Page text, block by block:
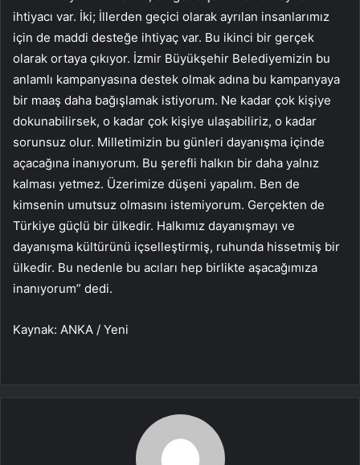
ihtiyacı var. İki; İllerden geçici olarak ayrılan insanlarımız
için de maddi desteğe ihtiyaç var. Bu ikinci bir gerçek
olarak ortaya çıkıyor. İzmir Büyükşehir Belediyemizin bu
anlamlı kampanyasına destek olmak adına bu kampanyaya
bir maaş daha bağışlamak istiyorum. Ne kadar çok kişiye
dokunabilirsek, o kadar çok kişiye ulaşabiliriz, o kadar
sorunsuz olur. Milletimizin bu günleri dayanışma içinde
açacağına inanıyorum. Bu şerefli halkın bir daha yalnız
kalması yetmez. Üzerimize düşeni yapalım. Ben de
kimsenin umutsuz olmasını istemiyorum. Gerçekten de
Türkiye güçlü bir ülkedir. Halkımız dayanışmayı ve
dayanışma kültürünü içselleştirmiş, ruhunda hissetmiş bir
ülkedir. Bu nedenle bu acıları hep birlikte aşacağımıza
inanıyorum” dedi.
Kaynak: ANKA / Yeni